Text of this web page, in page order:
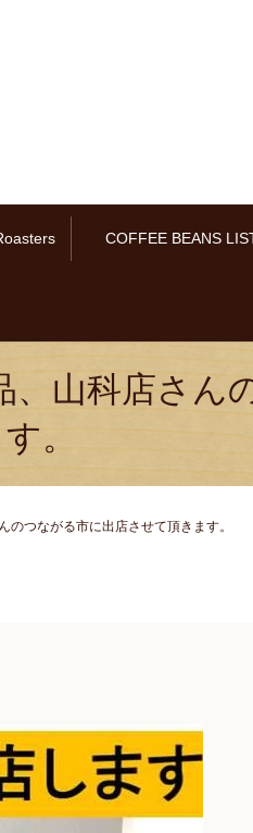
COFFEE BEANS
、山科店さ
す。
のつながる市に出店させて頂きます。